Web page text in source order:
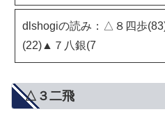
dlshogiの読み：△８四歩
(22)▲７八銀(7
△３二飛